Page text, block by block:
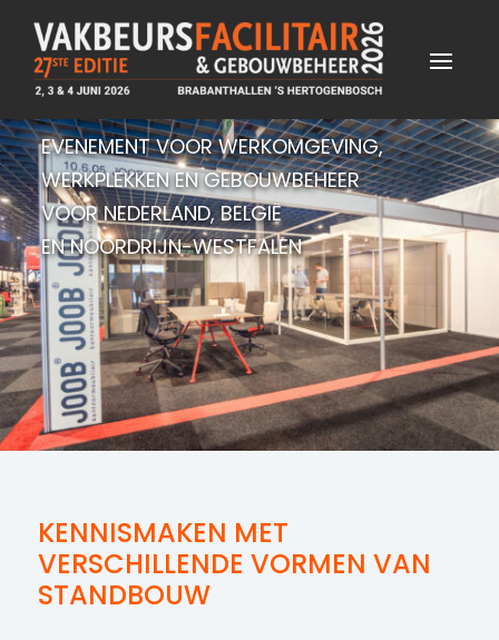
EVENEMENT VOOR WERKOMGEVING,
WERKPLEKKEN EN GEBOUWBEHEER
VOOR NEDERLAND, BELGIË
EN NOORDRIJN-WESTFALEN
KENNISMAKEN MET
VERSCHILLENDE VORMEN VAN
STANDBOUW